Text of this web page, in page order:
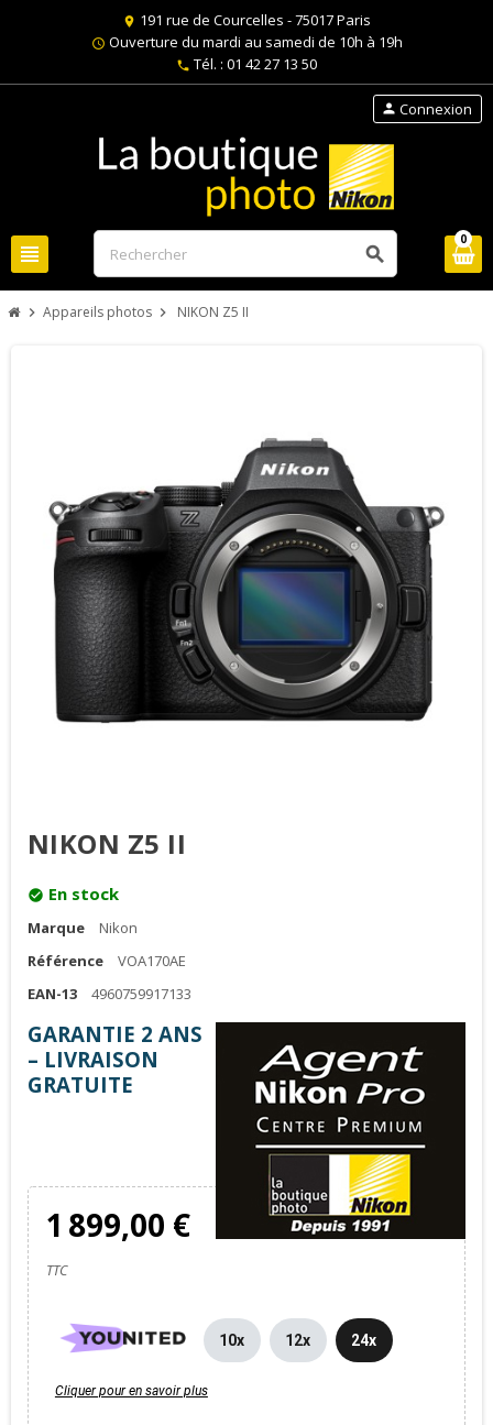
location_on 191 rue de Courcelles - 75017 Paris
schedule Ouverture du mardi au samedi de 10h à 19h
phone Tél. : 01 42 27 13 50
view_headline search
person Connexion
0
chevron_right Appareils photos chevron_right NIKON Z5 II
NIKON Z5 II
check_circle En stock
Marque
Nikon
Référence
VOA170AE
EAN-13
4960759917133
GARANTIE 2 ANS
– LIVRAISON
GRATUITE
1 899,00 €
TTC
10x 12x 24x
Cliquer pour en savoir plus